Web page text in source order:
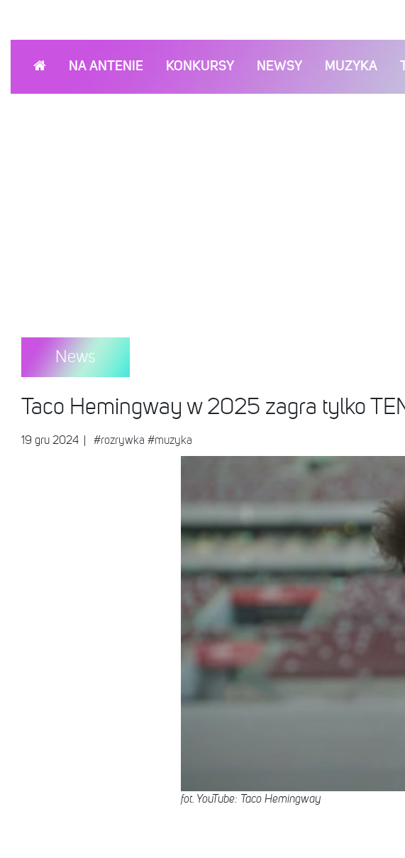
NA ANTENIE KONKURSY NEWSY MUZYKA
News
Taco Hemingway w 2025 zagra tylko
19 gru 2024 #rozrywka #muzyka
fot. YouTube: Taco Hemingway